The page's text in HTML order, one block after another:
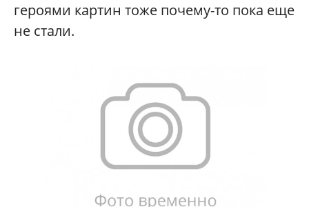
героями картин тоже почему-то пока еще
не стали.